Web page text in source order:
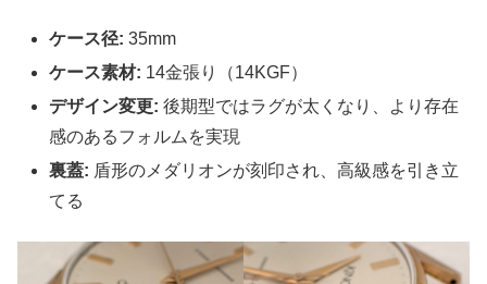
ケース径: 35mm
ケース素材: 14金張り（14KGF）
デザイン変更: 後期型ではラグが太くなり、より存在
感のあるフォルムを実現
裏蓋: 盾形のメダリオンが刻印され、高級感を引き立
てる